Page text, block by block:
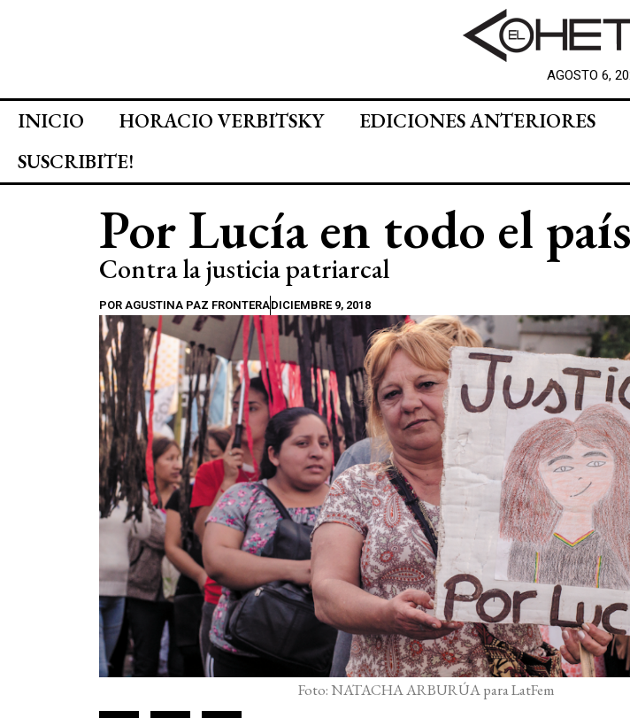
AGOSTO 6,
INICIO HORACIO VERBITSKY EDICIONES ANTERIORES
SUSCRIBITE!
Por Lucía en todo el país
Contra la justicia patriarcal
POR AGUSTINA PAZ FRONTERADICIEMBRE 9, 2018
Foto: NATACHA ARBURÚA para LatFem